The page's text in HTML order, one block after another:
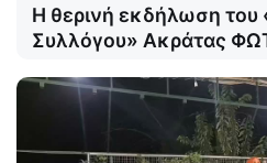
Η θερινή εκδήλωση του
Συλλόγου» Ακράτας